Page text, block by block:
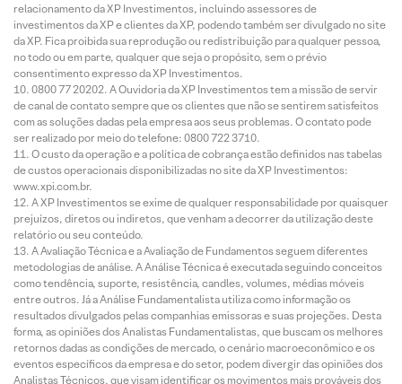
relacionamento da XP Investimentos, incluindo assessores de
investimentos da XP e clientes da XP, podendo também ser divulgado no site
da XP. Fica proibida sua reprodução ou redistribuição para qualquer pessoa,
no todo ou em parte, qualquer que seja o propósito, sem o prévio
consentimento expresso da XP Investimentos.
0800 77 20202. A Ouvidoria da XP Investimentos tem a missão de servir
de canal de contato sempre que os clientes que não se sentirem satisfeitos
com as soluções dadas pela empresa aos seus problemas. O contato pode
ser realizado por meio do telefone: 0800 722 3710.
O custo da operação e a política de cobrança estão definidos nas tabelas
de custos operacionais disponibilizadas no site da XP Investimentos:
www.xpi.com.br.
A XP Investimentos se exime de qualquer responsabilidade por quaisquer
prejuízos, diretos ou indiretos, que venham a decorrer da utilização deste
relatório ou seu conteúdo.
A Avaliação Técnica e a Avaliação de Fundamentos seguem diferentes
metodologias de análise. A Análise Técnica é executada seguindo conceitos
como tendência, suporte, resistência, candles, volumes, médias móveis
entre outros. Já a Análise Fundamentalista utiliza como informação os
resultados divulgados pelas companhias emissoras e suas projeções. Desta
forma, as opiniões dos Analistas Fundamentalistas, que buscam os melhores
retornos dadas as condições de mercado, o cenário macroeconômico e os
eventos específicos da empresa e do setor, podem divergir das opiniões dos
Analistas Técnicos, que visam identificar os movimentos mais prováveis dos